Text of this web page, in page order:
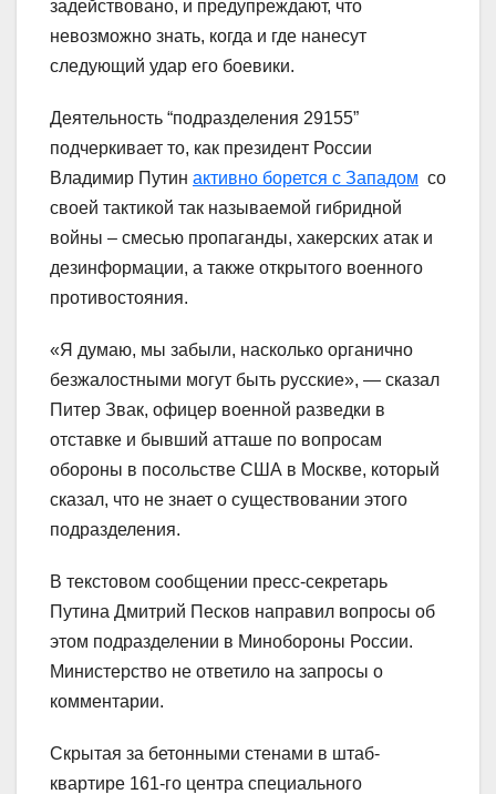
задействовано, и предупреждают, что
невозможно знать, когда и где нанесут
следующий удар его боевики.
Деятельность “подразделения 29155”
подчеркивает то, как президент России
Владимир Путин активно борется с Западом со
своей тактикой так называемой гибридной
войны – смесью пропаганды, хакерских атак и
дезинформации, а также открытого военного
противостояния.
«Я думаю, мы забыли, насколько органично
безжалостными могут быть русские», — сказал
Питер Звак, офицер военной разведки в
отставке и бывший атташе по вопросам
обороны в посольстве США в Москве, который
сказал, что не знает о существовании этого
подразделения.
В текстовом сообщении пресс-секретарь
Путина Дмитрий Песков направил вопросы об
этом подразделении в Минобороны России.
Министерство не ответило на запросы о
комментарии.
Скрытая за бетонными стенами в штаб-
квартире 161-го центра специального